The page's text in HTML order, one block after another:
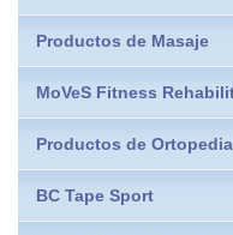
Productos de Masaje
MoVeS Fitness
Productos de Ortopedia
BC Tape Sport